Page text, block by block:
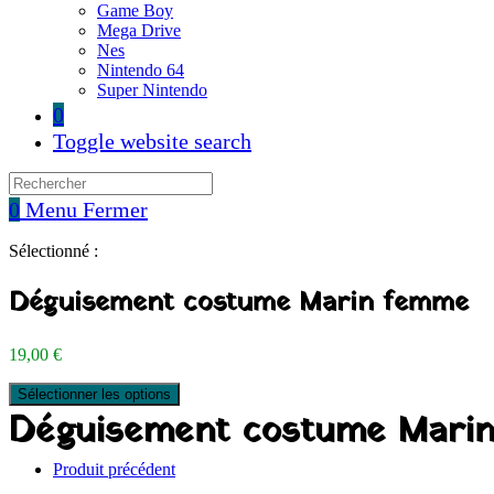
Game Boy
Mega Drive
Nes
Nintendo 64
Super Nintendo
0
Toggle website search
0 Menu Fermer
Sélectionné :
Déguisement costume Marin femme
19,00 €
Sélectionner les options
Déguisement costume
Produit précédent